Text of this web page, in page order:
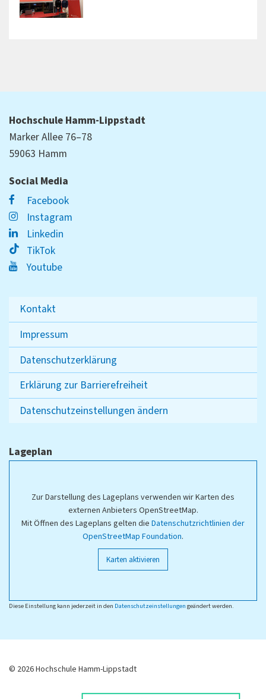
Hochschule Hamm-Lippstadt
Marker Allee 76–78
59063 Hamm
Social Media
Facebook
Instagram
Linkedin
TikTok
Youtube
Kontakt
Impressum
Datenschutzerklärung
Erklärung zur Barrierefreiheit
Datenschutzeinstellungen ändern
Lageplan
Zur Darstellung des Lageplans verwenden wir Karten des
externen Anbieters OpenStreetMap.
Mit Öffnen des Lageplans gelten die Datenschutzrichtlinien der
OpenStreetMap Foundation.
Karten aktivieren
Diese Einstellung kann jederzeit in den Datenschutzeinstellungen geändert werden.
© 2026 Hochschule Hamm-Lippstadt